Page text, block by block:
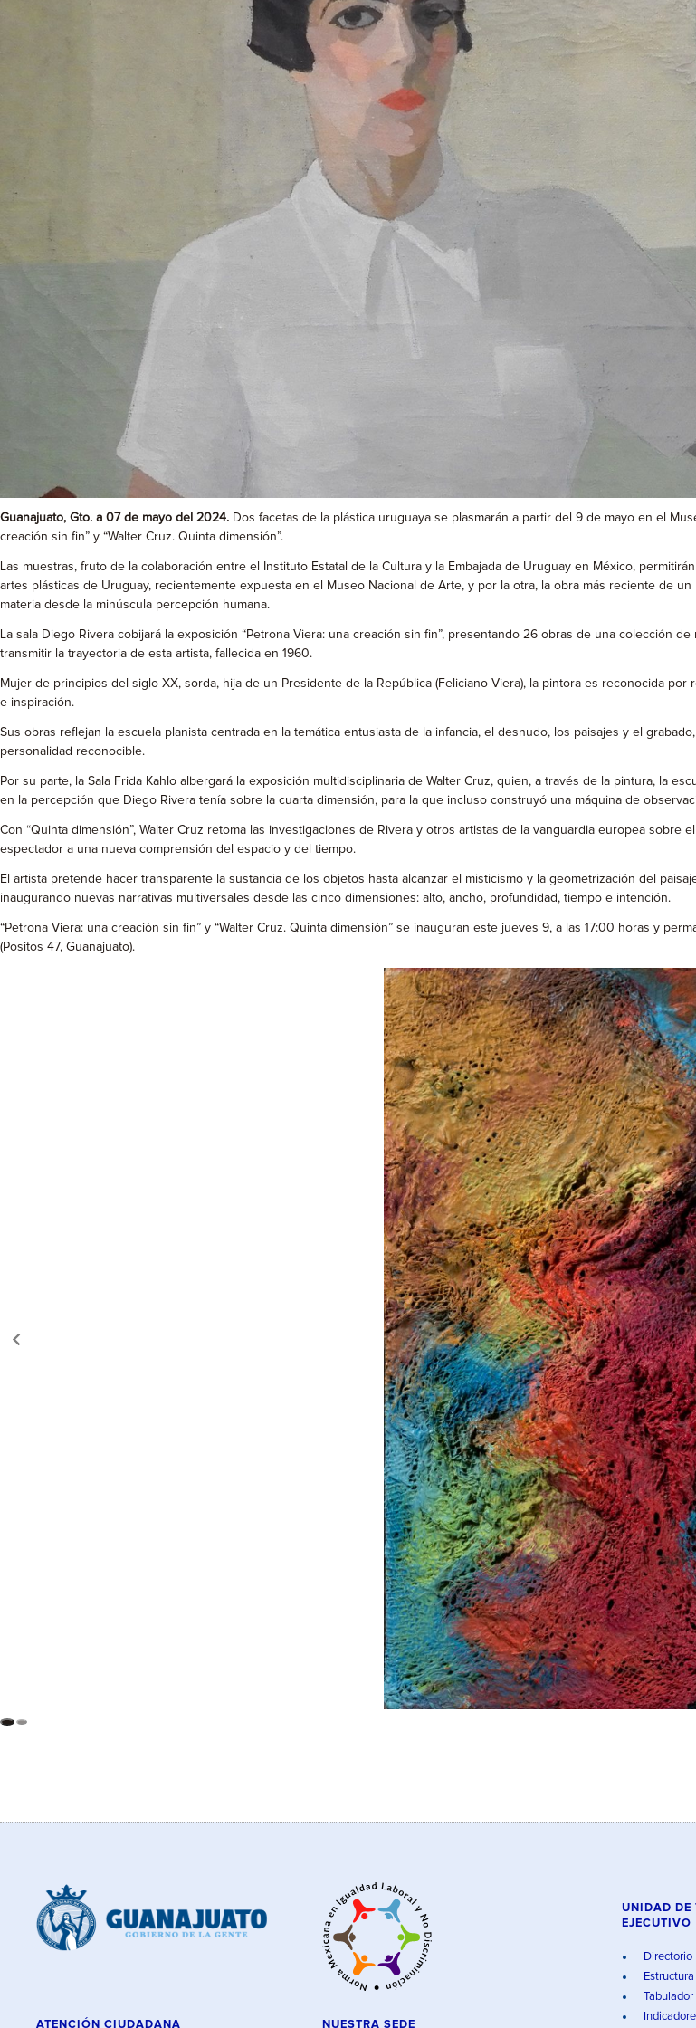
Guanajuato, Gto. a 07 de mayo del 2024. Dos facetas de la plástica uruguaya se plasmarán a partir del 9 de mayo en el
creación sin fin” y “Walter Cruz. Quinta dimensión”.
Las muestras, fruto de la colaboración entre el Instituto Estatal de la Cultura y la Embajada de Uruguay en México,
artes plásticas de Uruguay, recientemente expuesta en el Museo Nacional de Arte, y por la otra, la obra más reciente de
materia desde la minúscula percepción humana.
La sala Diego Rivera cobijará la exposición “Petrona Viera: una creación sin fin”, presentando 26 obras de una colección
transmitir la trayectoria de esta artista, fallecida en 1960.
Mujer de principios del siglo XX, sorda, hija de un Presidente de la República (Feliciano Viera), la pintora es reconocida
e inspiración.
Sus obras reflejan la escuela planista centrada en la temática entusiasta de la infancia, el desnudo, los paisajes y el
personalidad reconocible.
Por su parte, la Sala Frida Kahlo albergará la exposición multidisciplinaria de Walter Cruz, quien, a través de la pintura, la
en la percepción que Diego Rivera tenía sobre la cuarta dimensión, para la que incluso construyó una máquina de
Con “Quinta dimensión”, Walter Cruz retoma las investigaciones de Rivera y otros artistas de la vanguardia europea
espectador a una nueva comprensión del espacio y del tiempo.
El artista pretende hacer transparente la sustancia de los objetos hasta alcanzar el misticismo y la geometrización del
inaugurando nuevas narrativas multiversales desde las cinco dimensiones: alto, ancho, profundidad, tiempo e intención.
“Petrona Viera: una creación sin fin” y “Walter Cruz. Quinta dimensión” se inauguran este jueves 9, a las 17:00 horas y
(Positos 47, Guanajuato).
ATENCIÓN CIUDADANA NUESTRA SEDE
UNIDAD DE
EJECUTIVO
Directorio